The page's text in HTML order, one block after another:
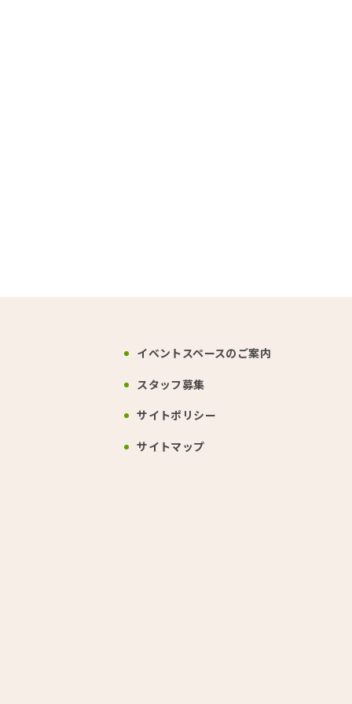
イベントスペースのご案内
スタッフ募集
サイトポリシー
サイトマップ